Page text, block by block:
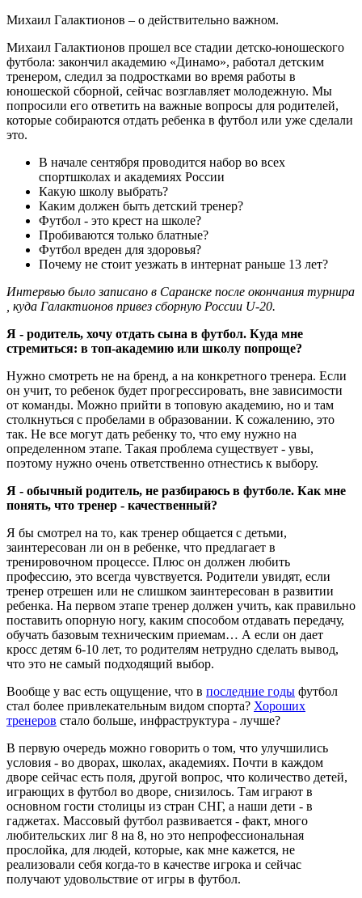
Михаил Галактионов – о действительно важном.
Михаил Галактионов прошел все стадии детско-юношеского
футбола: закончил академию «Динамо», работал детским
тренером, следил за подростками во время работы в
юношеской сборной, сейчас возглавляет молодежную. Мы
попросили его ответить на важные вопросы для родителей,
которые собираются отдать ребенка в футбол или уже сделали
это.
В начале сентября проводится набор во всех
спортшколах и академиях России
Какую школу выбрать?
Каким должен быть детский тренер?
Футбол - это крест на школе?
Пробиваются только блатные?
Футбол вреден для здоровья?
Почему не стоит уезжать в интернат раньше 13 лет?
Интервью было записано в Саранске после окончания турнира
, куда Галактионов привез сборную России U-20.
Я - родитель, хочу отдать сына в футбол. Куда мне
стремиться: в топ-академию или школу попроще?
Нужно смотреть не на бренд, а на конкретного тренера. Если
он учит, то ребенок будет прогрессировать, вне зависимости
от команды. Можно прийти в топовую академию, но и там
столкнуться с пробелами в образовании. К сожалению, это
так. Не все могут дать ребенку то, что ему нужно на
определенном этапе. Такая проблема существует - увы,
поэтому нужно очень ответственно отнестись к выбору.
Я - обычный родитель, не разбираюсь в футболе. Как мне
понять, что тренер - качественный?
Я бы смотрел на то, как тренер общается с детьми,
заинтересован ли он в ребенке, что предлагает в
тренировочном процессе. Плюс он должен любить
профессию, это всегда чувствуется. Родители увидят, если
тренер отрешен или не слишком заинтересован в развитии
ребенка. На первом этапе тренер должен учить, как правильно
поставить опорную ногу, каким способом отдавать передачу,
обучать базовым техническим приемам… А если он дает
кросс детям 6-10 лет, то родителям нетрудно сделать вывод,
что это не самый подходящий выбор.
Вообще у вас есть ощущение, что в последние годы футбол
стал более привлекательным видом спорта? Хороших
тренеров стало больше, инфраструктура - лучше?
В первую очередь можно говорить о том, что улучшились
условия - во дворах, школах, академиях. Почти в каждом
дворе сейчас есть поля, другой вопрос, что количество детей,
играющих в футбол во дворе, снизилось. Там играют в
основном гости столицы из стран СНГ, а наши дети - в
гаджетах. Массовый футбол развивается - факт, много
любительских лиг 8 на 8, но это непрофессиональная
прослойка, для людей, которые, как мне кажется, не
реализовали себя когда-то в качестве игрока и сейчас
получают удовольствие от игры в футбол.